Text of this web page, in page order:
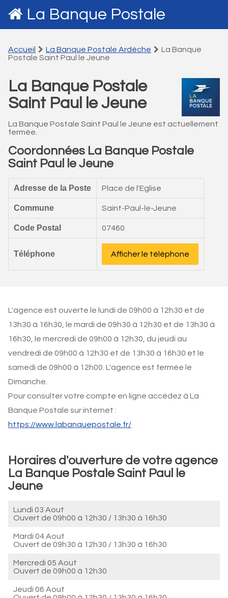
La Banque Postale
Accueil La Banque Postale Ardéche
La Banque
Postale Saint Paul le Jeune
La Banque Postale
Saint Paul le Jeune
La Banque Postale Saint Paul le Jeune est actuellement
fermée.
Coordonnées La Banque Postale
Saint Paul le Jeune
Adresse de la Poste Place de l'Eglise
Commune Saint-Paul-le-Jeune
Code Postal 07460
Téléphone Afficher le téléphone
L'agence est ouverte le lundi de 09h00 à 12h30 et de
13h30 à 16h30, le mardi de 09h30 à 12h30 et de 13h30 à
16h30, le mercredi de 09h00 à 12h30, du jeudi au
vendredi de 09h00 à 12h30 et de 13h30 à 16h30 et le
samedi de 09h00 à 12h00. L'agence est fermée le
Dimanche.
Pour consulter votre compte en ligne accédez à La
Banque Postale sur internet :
https://www.labanquepostale.fr/
Horaires d'ouverture de votre agence
La Banque Postale Saint Paul le
Jeune
Lundi 03 Aout
Ouvert de 09h00 à 12h30 / 13h30 à 16h30
Mardi 04 Aout
Ouvert de 09h30 à 12h30 / 13h30 à 16h30
Mercredi 05 Aout
Ouvert de 09h00 à 12h30
Jeudi 06 Aout